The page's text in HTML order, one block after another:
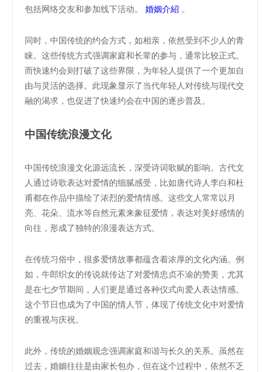
包括网络交友和参加线下活动。 婚姻介紹 。
同时，中国传统的约会方式，如相亲，依然受到不少人的青
睐。这些传统方式强调家庭和长辈的参与，通常比较正式。
而快速约会则打破了这些界限，为年轻人提供了一个更加自
由与灵活的选择。此现象显示了当代年轻人对传统与现代交
融的渴求，也促进了快速约会在中国的逐步普及。
中国传统浪漫文化
中国传统浪漫文化源远流长，深受诗词歌赋的影响。古代文
人通过诗歌表达对爱情的细腻感受，比如唐代诗人李白和杜
甫都在作品中描绘了浓烈的爱情情感。这些文人常常以月
亮、花朵、流水等自然元素来象征爱情，表达对美好感情的
向往，形成了独特的浪漫表达方式。
在传统习俗中，很多爱情故事都蕴含着浓厚的文化内涵。例
如，牛郎织女的传说就传达了对爱情忠贞不渝的赞美，尤其
是在七夕节期间，人们更是通过各种仪式向爱人表达情感。
这个节日也成为了中国的情人节，体现了传统文化中对爱情
的重视与庆祝。
此外，传统的婚姻观念强调家庭和谐与长久的关系。虽然在
过去，婚姻往往是由家长包办，但在这个过程中，依然不乏